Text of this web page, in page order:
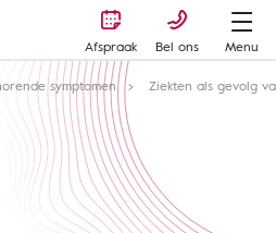
Afspraak Bel ons
Menu
symptomen
Ziekten als gevolg